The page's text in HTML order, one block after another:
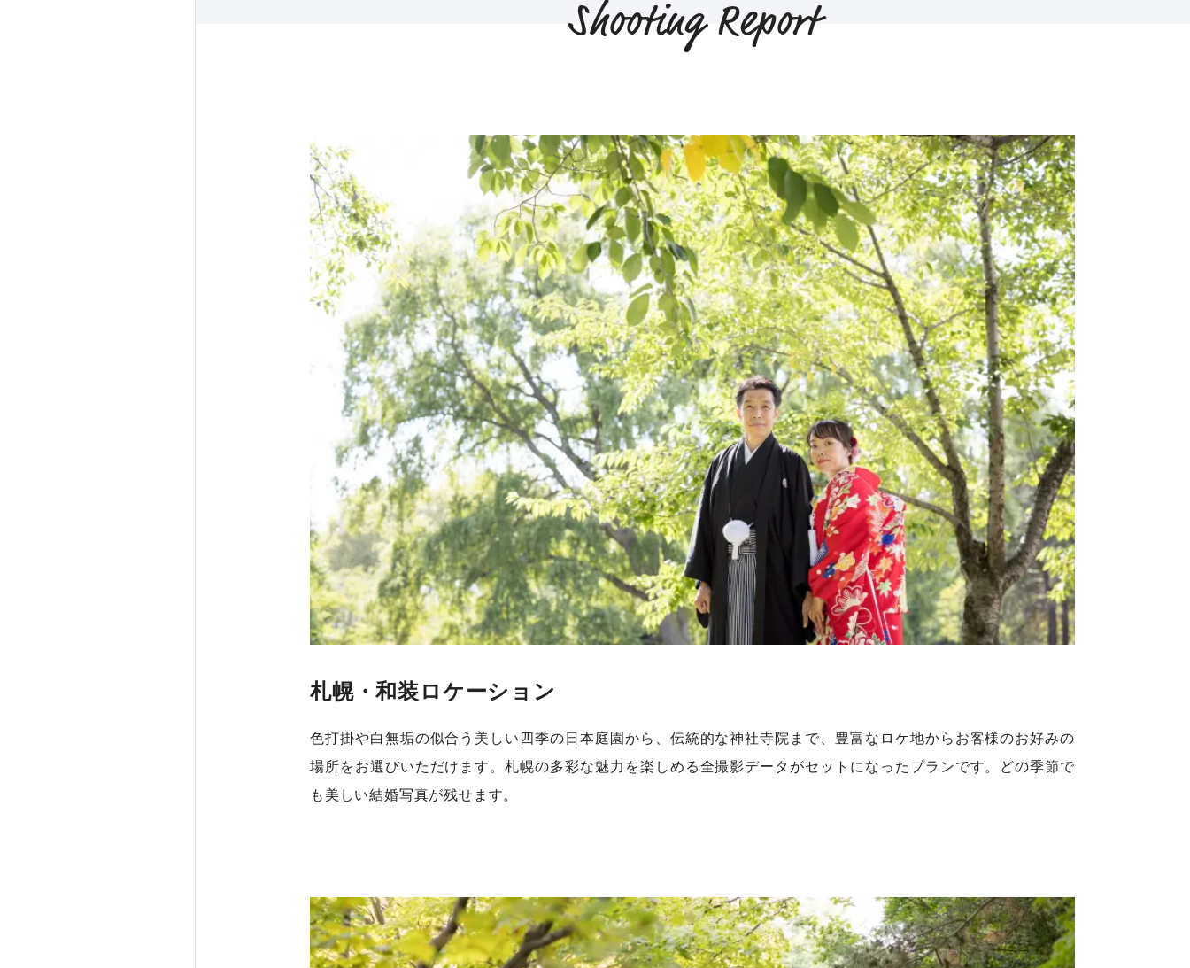
Shooting Report
札幌・和装ロケーション
色打掛や白無垢の似合う美しい四季の日本庭園から、伝統的な神社寺院まで、豊富なロケ地からお客様のお好みの
場所をお選びいただけます。札幌の多彩な魅力を楽しめる全撮影データがセットになったプランです。どの季節で
も美しい結婚写真が残せます。